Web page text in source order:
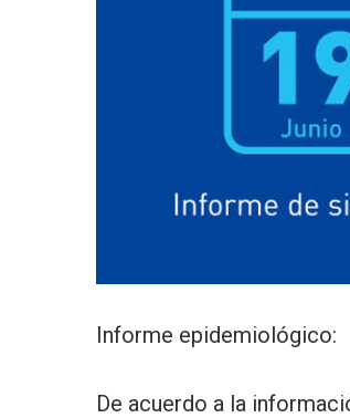
Informe epidemiológico:
De acuerdo a la